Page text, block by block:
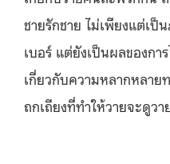
ชายรักชาย ไม่เพียงแต่เ
เบอร์ แต่ยังเป็นผลของกา
เกี่ยวกับความหลากหลาย
ถกเถียงที่ทำให้วายจะดูวา